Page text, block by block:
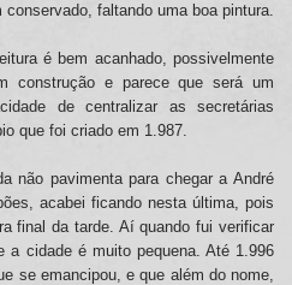
faltando uma boa pintura.
é bem acanhado, possivelmente
construção e parece que será um
de centralizar as secretárias
que foi criado em 1.987.
não pavimenta para chegar a André
acabei ficando nesta última, pois
final da tarde. Aí quando fui verificar
a cidade é muito pequena. Até 1.996
se emancipou, e que além do nome,